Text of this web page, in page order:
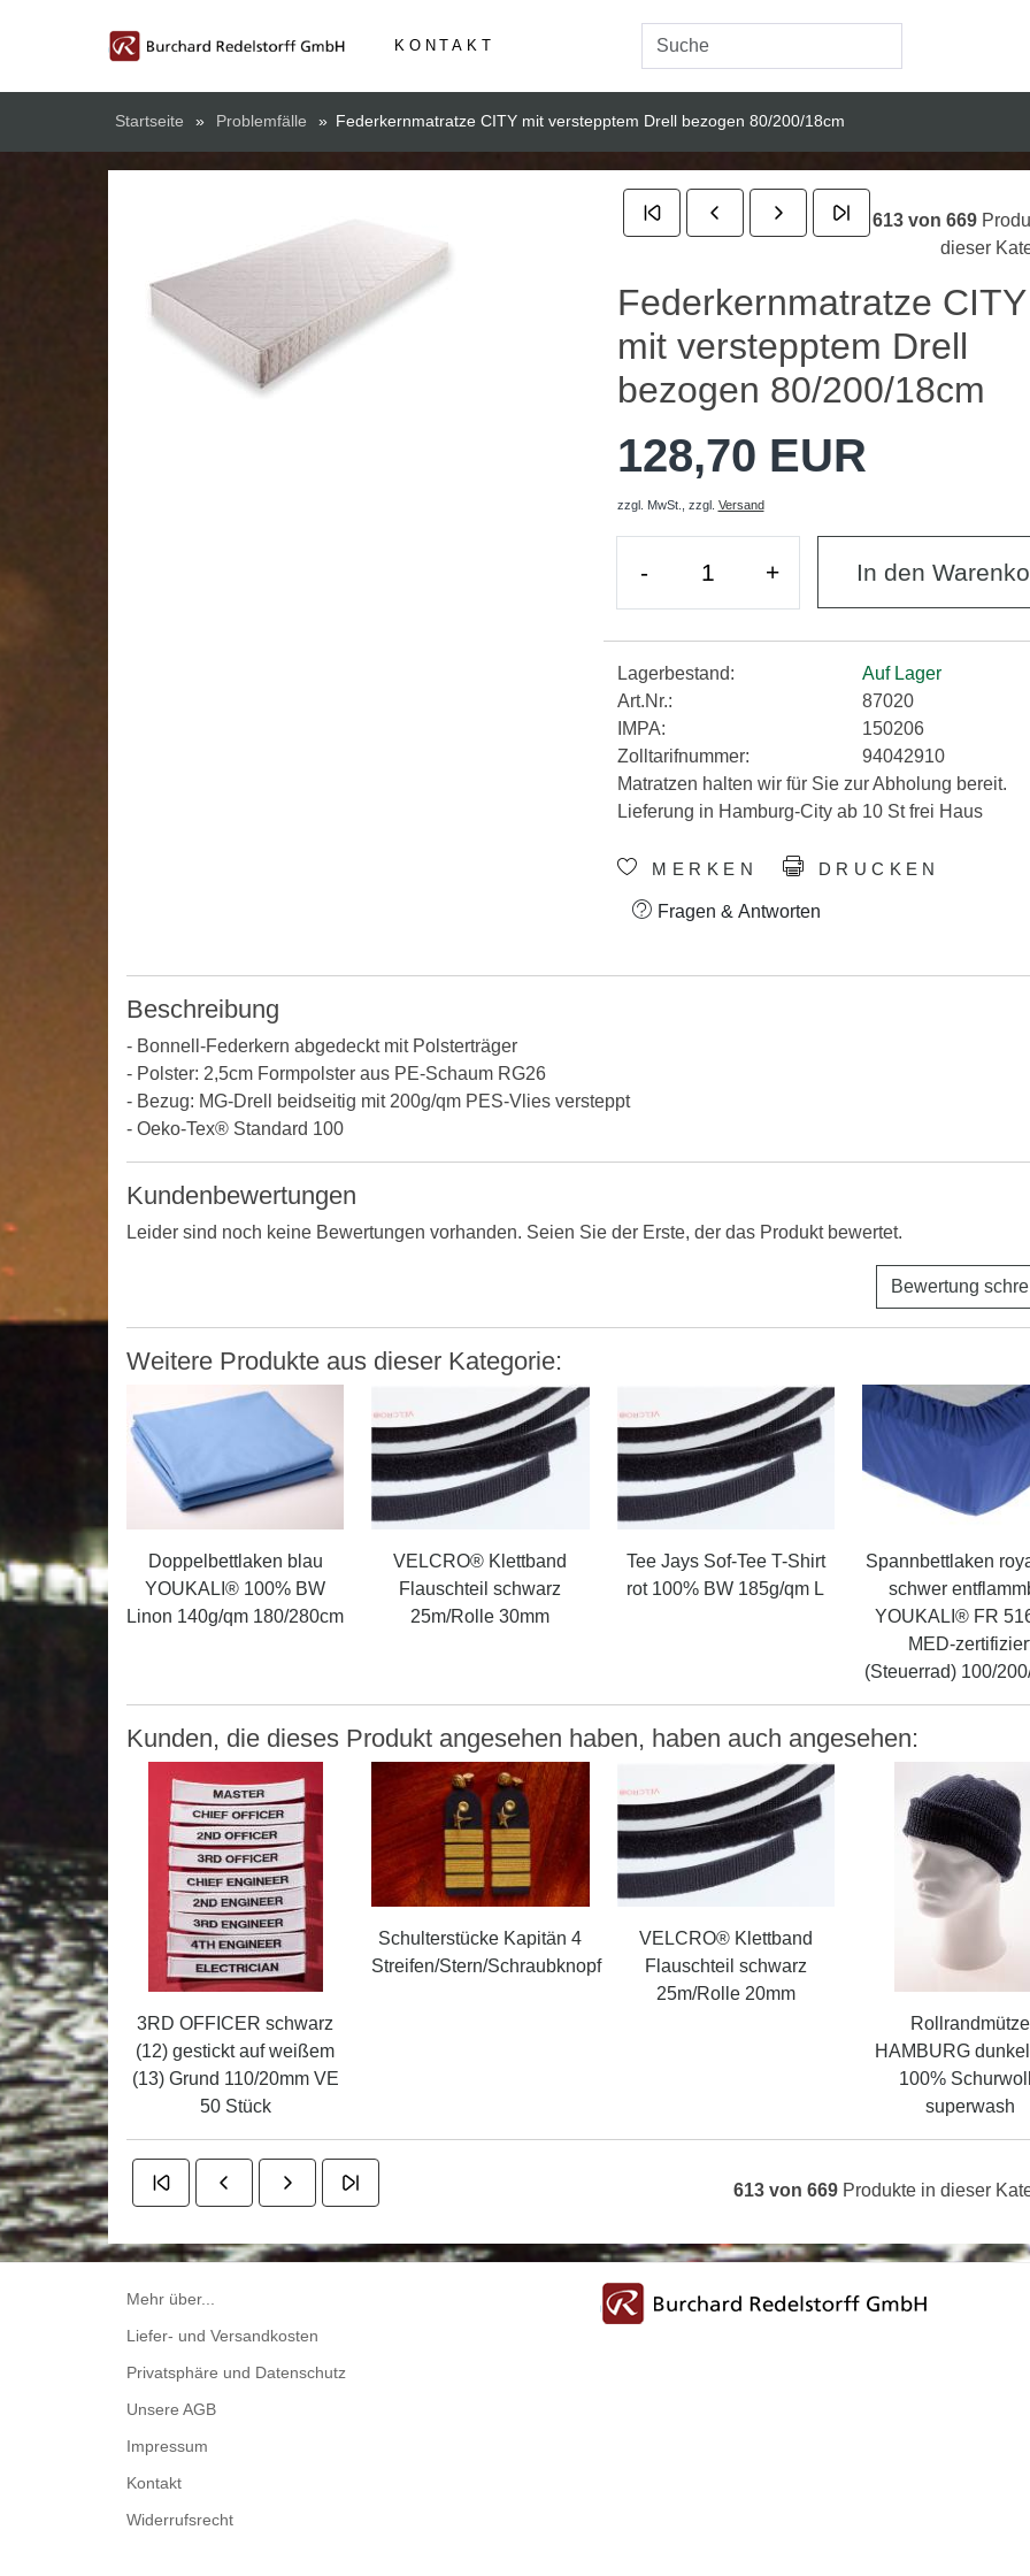
KONTAKT
Startseite » Problemfälle » Federkernmatratze CITY mit verstepptem Drell bezogen 80/200/18cm
613 von 669
dieser
Federkernmatratze CITY
mit verstepptem Drell
bezogen 80/200/18cm
128,70 EUR
zzgl. MwSt., zzgl. Versand
- + In den
Lagerbestand:
Auf Lager
Art.Nr.:
87020
IMPA:
150206
Zolltarifnummer:
94042910
Matratzen halten wir für Sie zur Abholung bereit.
Lieferung in Hamburg-City ab 10 St frei Haus
MERKEN DRUCKEN
Fragen & Antworten
Beschreibung
- Bonnell-Federkern abgedeckt mit Polsterträger
- Polster: 2,5cm Formpolster aus PE-Schaum RG26
- Bezug: MG-Drell beidseitig mit 200g/qm PES-Vlies versteppt
- Oeko-Tex® Standard 100
Kundenbewertungen
Leider sind noch keine Bewertungen vorhanden. Seien Sie der Erste, der das Produkt bewertet.
Bewertung
Weitere Produkte aus dieser Kategorie:
Doppelbettlaken blau
YOUKALI® 100% BW
Linon 140g/qm 180/280cm
VELCRO® Klettband
Flauschteil schwarz
25m/Rolle 30mm
Tee Jays Sof-Tee T-Shirt
rot 100% BW 185g/qm L
Spannbettlaken
schwer
YOUKALI® FR
MED-
(Steuerrad) 100/
Kunden, die dieses Produkt angesehen haben, haben auch angesehen:
3RD OFFICER schwarz
(12) gestickt auf weißem
(13) Grund 110/20mm VE
50 Stück
Schulterstücke Kapitän 4
Streifen/Stern/Schraubknopf
VELCRO® Klettband
Flauschteil schwarz
25m/Rolle 20mm
Rollrandmütze
HAMBURG
100%
superwash
613 von 669 Produkte in dieser
Mehr über...
Liefer- und Versandkosten
Privatsphäre und Datenschutz
Unsere AGB
Impressum
Kontakt
Widerrufsrecht